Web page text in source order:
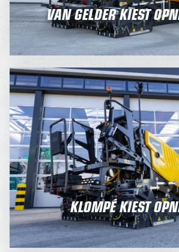
VAN GELDER KIEST
KLOMPÉ KIEST